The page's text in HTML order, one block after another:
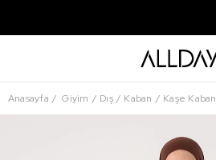
Anasayfa Giyim Dış Kaban Kaşe Kaban